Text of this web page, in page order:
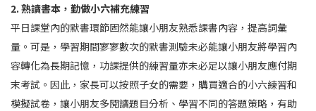
2. 熟讀書本，勤做小六補充練習
平日課堂內的默書環節固然能讓小朋友熟悉課書內容，提高詞彙
量。可是，學習期間寥寥數次的默書測驗未必能讓小朋友將學習內
容轉化為長期記憶，功課提供的練習量亦未必足以讓小朋友應付期
末考試。因此，家長可以按照子女的需要，購買適合的小六練習和
模擬試卷，讓小朋友多閱讀題目分析、學習不同的答題策略，有助